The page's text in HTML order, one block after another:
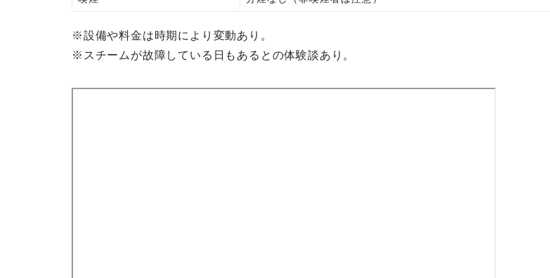
※設備や料金は時期により変動あり。
※スチームが故障している日もあるとの体験談あり。